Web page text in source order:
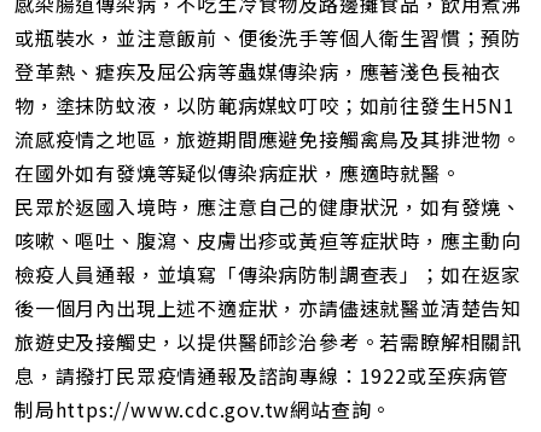
或瓶裝水，並注意飯前、便後洗手等個人衛生習慣；預防
登革熱、瘧疾及屈公病等蟲媒傳染病，應著淺色長袖衣
物，塗抹防蚊液，以防範病媒蚊叮咬；如前往發生H5N1
流感疫情之地區，旅遊期間應避免接觸禽鳥及其排泄物。
在國外如有發燒等疑似傳染病症狀，應適時就醫。
民眾於返國入境時，應注意自己的健康狀況，如有發燒、
咳嗽、嘔吐、腹瀉、皮膚出疹或黃疸等症狀時，應主動向
檢疫人員通報，並填寫「傳染病防制調查表」；如在返家
後一個月內出現上述不適症狀，亦請儘速就醫並清楚告知
旅遊史及接觸史，以提供醫師診治參考。若需瞭解相關訊
息，請撥打民眾疫情通報及諮詢專線：1922或至疾病管
制局https://www.cdc.gov.tw網站查詢。